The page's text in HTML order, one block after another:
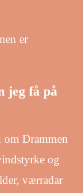
er
jeg få på
om Drammen
og
værradar